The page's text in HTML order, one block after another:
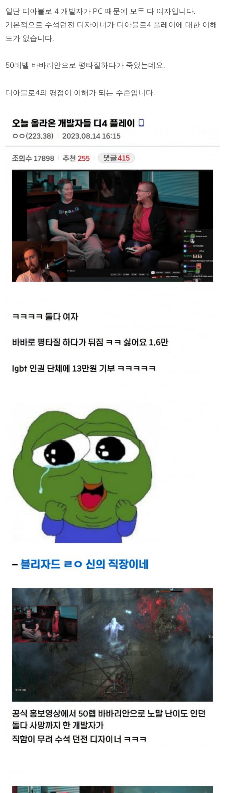
일단 디아블로 4 개발자가 PC 때문에 모두 다 여자입니다.
기본적으로 수석던전 디자이너가 디아블로4 플레이에 대한 이해
도가 없습니다.
50레벨 바바리안으로 평타질하다가 죽었는데요.
디아블로4의 평점이 이해가 되는 수준입니다.